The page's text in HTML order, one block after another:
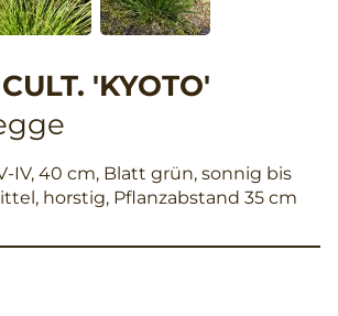
'KYOTO'
IV, 40 cm, Blatt grün, sonnig bis
horstig, Pflanzabstand 35 cm